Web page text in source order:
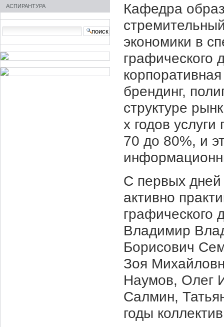
АСПИРАНТУРА
search…
Кафедра
экономики в
графического
брендинг,
структуре
х годов
70 до 80%, и
С первых
активно
графического
Владимир
Борисович
Зоя
Наумов, Олег
Салмин,
годы